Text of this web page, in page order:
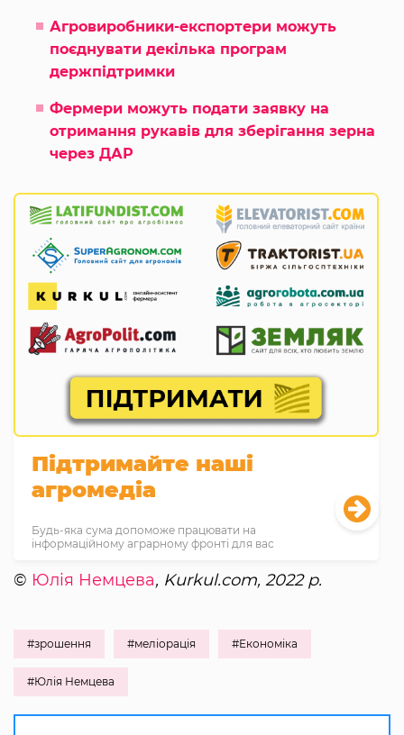
Агровиробники-експортери можуть
поєднувати декілька програм
держпідтримки
Фермери можуть подати заявку на
отримання рукавів для зберігання зерна
через ДАР
Підтримайте наші
агромедіа
Будь-яка сума допоможе працювати на
інформаційному аграрному фронті для вас
© Юлія Немцева, Kurkul.com, 2022 р.
#зрошення #меліорація #Економіка
#Юлія Немцева